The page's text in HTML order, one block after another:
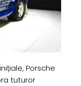
Porsche
tuturor